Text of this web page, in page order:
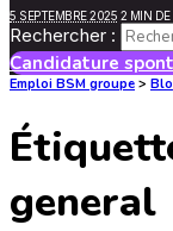
5 SEPTEMBRE 2025 2 MIN DE
Rechercher :
Candidature
Emploi BSM groupe >
general